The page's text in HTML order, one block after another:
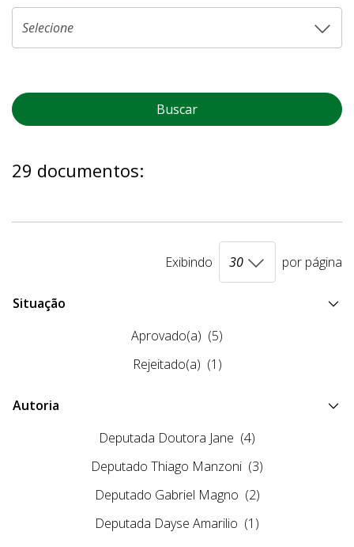
Buscar
29 documentos:
Exibindo por página
Situação
Aprovado(a) (5)
Rejeitado(a) (1)
Autoria
Deputada Doutora Jane (4)
Deputado Thiago Manzoni (3)
Deputado Gabriel Magno (2)
Deputada Dayse Amarilio (1)